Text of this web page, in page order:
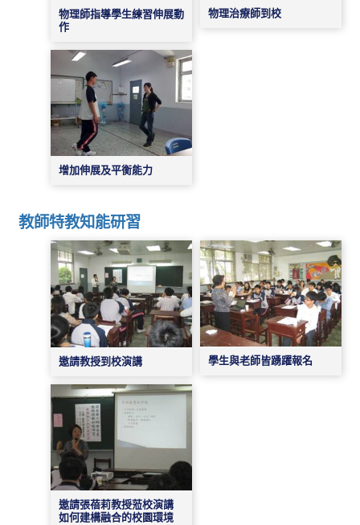
物理師指導學生練習伸展動
作
物理治療師到校
增加伸展及平衡能力
教師特教知能研習
邀請教授到校演講 學生與老師皆踴躍報名
邀請張蓓莉教授蒞校演講
如何建構融合的校園環境